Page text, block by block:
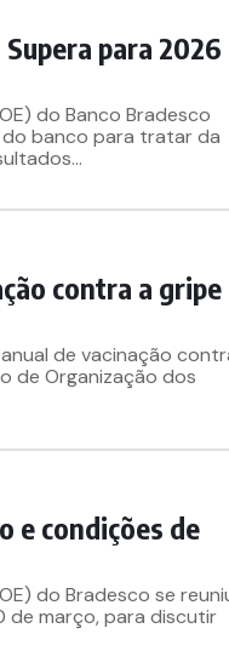
para 2026
do Banco Bradesco
banco para tratar da
contra a gripe
de vacinação
de Organização dos
e condições de
do Bradesco se
de março, para discutir